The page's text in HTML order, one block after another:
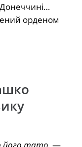
Донеччині…
орденом
його тато, —